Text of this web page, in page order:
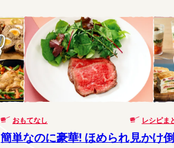
おもてなし
簡単なのに豪華! ほめられ
レシピま
見かけ